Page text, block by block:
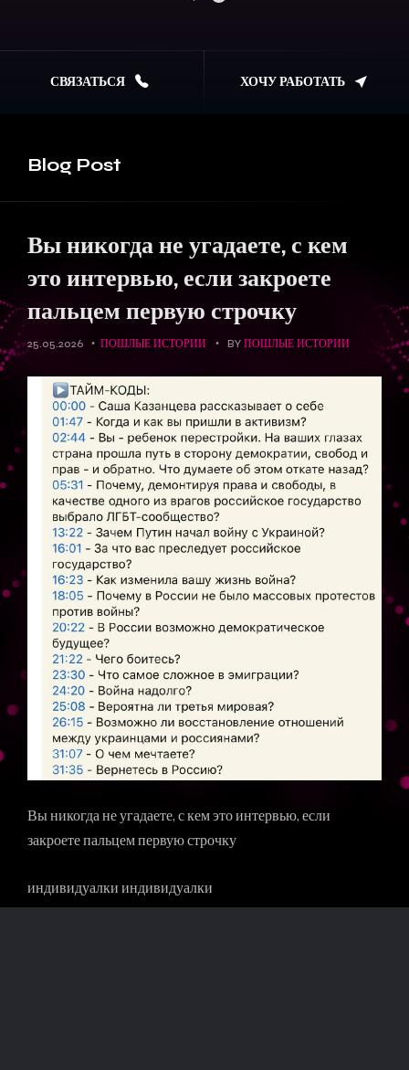
СВЯЗАТЬСЯ ХОЧУ РАБОТАТЬ
Blog Post
Вы никогда не угадаете, с кем
это интервью, если закроете
пальцем первую строчку
25.05.2026 ПОШЛЫЕ ИСТОРИИ BY ПОШЛЫЕ ИСТОРИИ
Вы никогда не угадаете, с кем это интервью, если
закроете пальцем первую строчку
индивидуалки индивидуалки